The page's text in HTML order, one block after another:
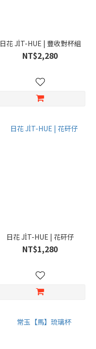
日花 JI̍T-HUE | 豐收對杯組
NT$2,280
日花 JI̍T-HUE | 花矸仔
NT$1,280